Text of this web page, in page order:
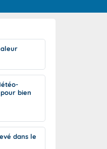
J+2 à J+7
à l'échelle
bien
dans le